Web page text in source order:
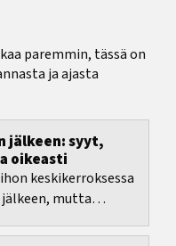
paremmin, tässä on
ja ajasta
jälkeen: syyt,
oikeasti
keskikerroksessa
jälkeen, mutta